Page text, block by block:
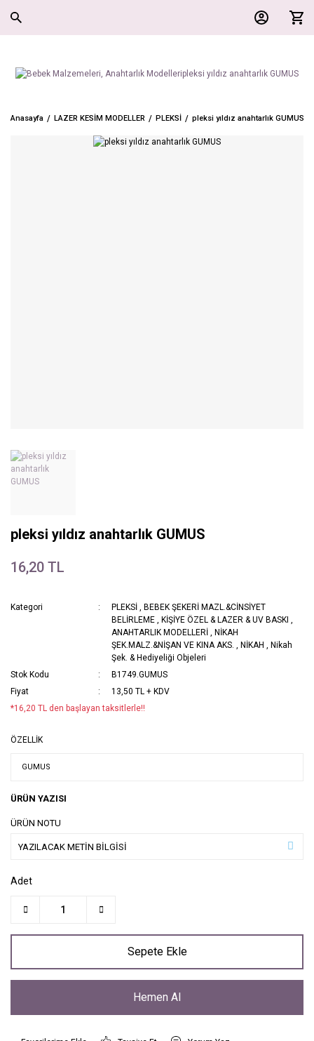
Anasayfa LAZER KESİM MODELLER PLEKSİ pleksi yıldız anahtarlık GUMUS
pleksi yıldız anahtarlık GUMUS
16,20 TL
Kategori PLEKSİ , BEBEK ŞEKERİ MAZL.&CİNSİYET
BELİRLEME , KİŞİYE ÖZEL & LAZER & UV BASKI ,
ANAHTARLIK MODELLERİ , NİKAH
ŞEK.MALZ.&NİŞAN VE KINA AKS. , NİKAH , Nikah
Şek. & Hediyeliği Objeleri
Stok Kodu
B1749.GUMUS
Fiyat
13,50 TL + KDV
*16,20 TL den başlayan taksitlerle!!
ÖZELLİK
ÜRÜN YAZISI
ÜRÜN NOTU
Adet
Sepete Ekle
Hemen Al